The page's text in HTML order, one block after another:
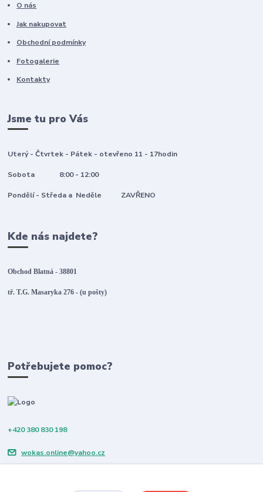
O nás
Jak nakupovat
Obchodní podmínky
Fotogalerie
Kontakty
Jsme tu pro Vás
Uterý - Čtvrtek - Pátek - otevřeno 11 - 17hodin
Sobota 8:00 - 12:00
Pondělí - Středa a Neděle ZAVŘENO
Kde nás najdete?
Obchod Blatná - 38801
tř. T.G. Masaryka 276 - (u pošty)
Potřebujete pomoc?
+420 380 830 198
wokas.online@yahoo.cz